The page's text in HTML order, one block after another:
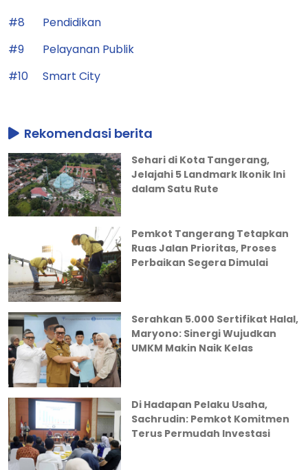
#8
Pendidikan
#9
Pelayanan Publik
#10
Smart City
Rekomendasi berita
Sehari di Kota Tangerang,
Jelajahi 5 Landmark Ikonik Ini
dalam Satu Rute
Pemkot Tangerang Tetapkan
Ruas Jalan Prioritas, Proses
Perbaikan Segera Dimulai
Serahkan 5.000 Sertifikat Halal,
Maryono: Sinergi Wujudkan
UMKM Makin Naik Kelas
Di Hadapan Pelaku Usaha,
Sachrudin: Pemkot Komitmen
Terus Permudah Investasi